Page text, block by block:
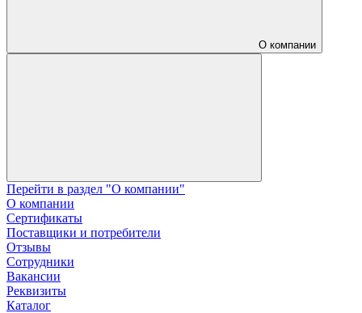
О компании
Перейти в раздел "О компании"
О компании
Сертификаты
Поставщики и потребители
Отзывы
Сотрудники
Вакансии
Реквизиты
Каталог